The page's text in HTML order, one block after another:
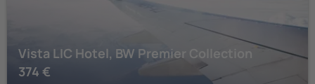
Vista LIC Hotel, BW Premier Collection
374 €